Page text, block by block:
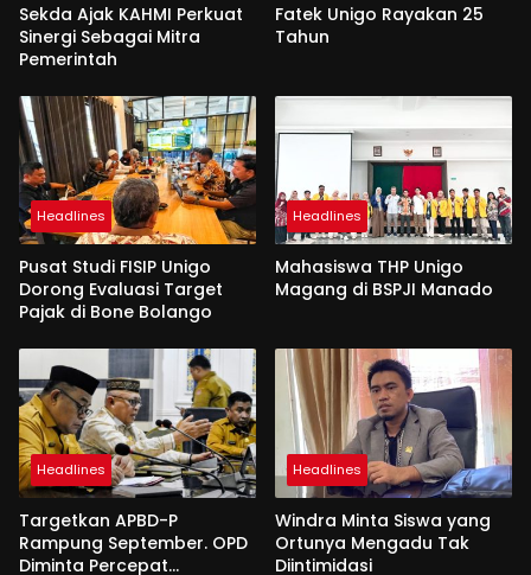
Sekda Ajak KAHMI Perkuat
Sinergi Sebagai Mitra
Pemerintah
Fatek Unigo Rayakan 25
Tahun
Headlines
Pusat Studi FISIP Unigo
Dorong Evaluasi Target
Pajak di Bone Bolango
Headlines
Mahasiswa THP Unigo
Magang di BSPJI Manado
Headlines
Targetkan APBD-P
Rampung September. OPD
Diminta Percepat
Headlines
Windra Minta Siswa yang
Ortunya Mengadu Tak
Diintimidasi